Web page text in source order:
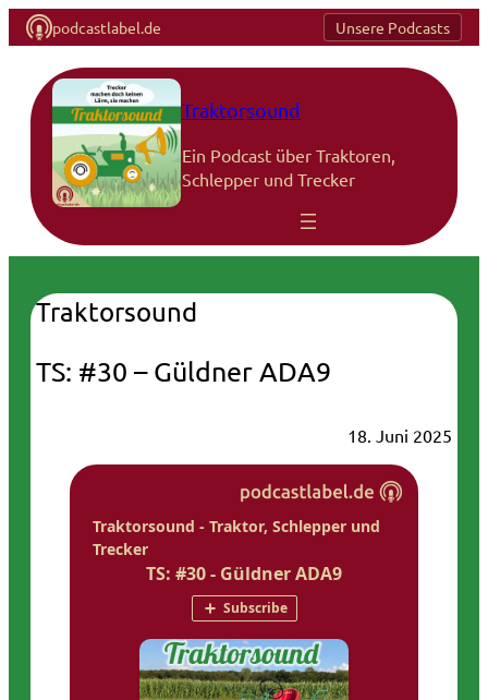
podcastlabel.de Unsere Podcasts
Traktorsound
Ein Podcast über Traktoren,
Schlepper und Trecker
Traktorsound
TS: #30 – Güldner ADA9
18. Juni 2025